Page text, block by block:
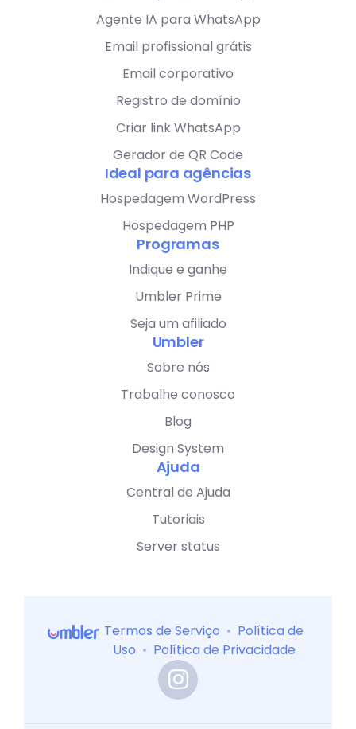
Agente IA para WhatsApp
Email profissional grátis
Email corporativo
Registro de domínio
Criar link WhatsApp
Gerador de QR Code
Ideal para agências
Hospedagem WordPress
Hospedagem PHP
Programas
Indique e ganhe
Umbler Prime
Seja um afiliado
Umbler
Sobre nós
Trabalhe conosco
Blog
Design System
Ajuda
Central de Ajuda
Tutoriais
Server status
Termos de Serviço • Política de
Uso • Política de Privacidade